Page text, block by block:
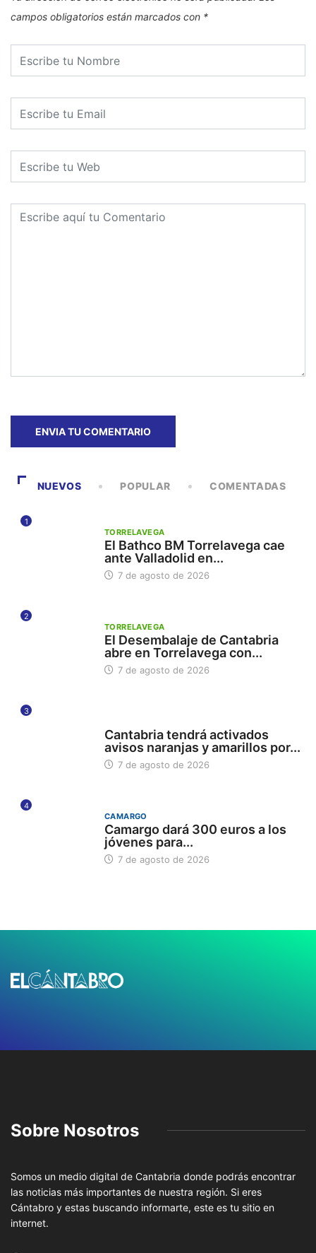
campos obligatorios están marcados con *
NUEVOS POPULAR COMENTADAS
1
TORRELAVEGA
El Bathco BM Torrelavega cae
ante Valladolid en...
7 de agosto de 2026
2
TORRELAVEGA
El Desembalaje de Cantabria
abre en Torrelavega con...
7 de agosto de 2026
3
Cantabria tendrá activados
avisos naranjas y amarillos por...
7 de agosto de 2026
4
CAMARGO
Camargo dará 300 euros a los
jóvenes para...
7 de agosto de 2026
Sobre Nosotros
Somos un medio digital de Cantabria donde podrás encontrar
las noticias más importantes de nuestra región. Si eres
Cántabro y estas buscando informarte, este es tu sitio en
internet.